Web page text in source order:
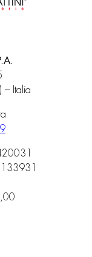
– Italia